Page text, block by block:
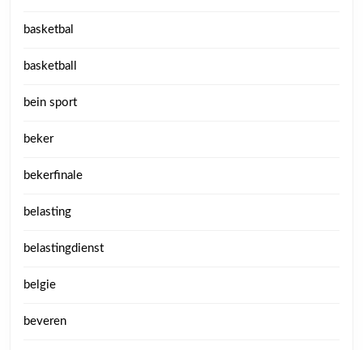
basketbal
basketball
bein sport
beker
bekerfinale
belasting
belastingdienst
belgie
beveren